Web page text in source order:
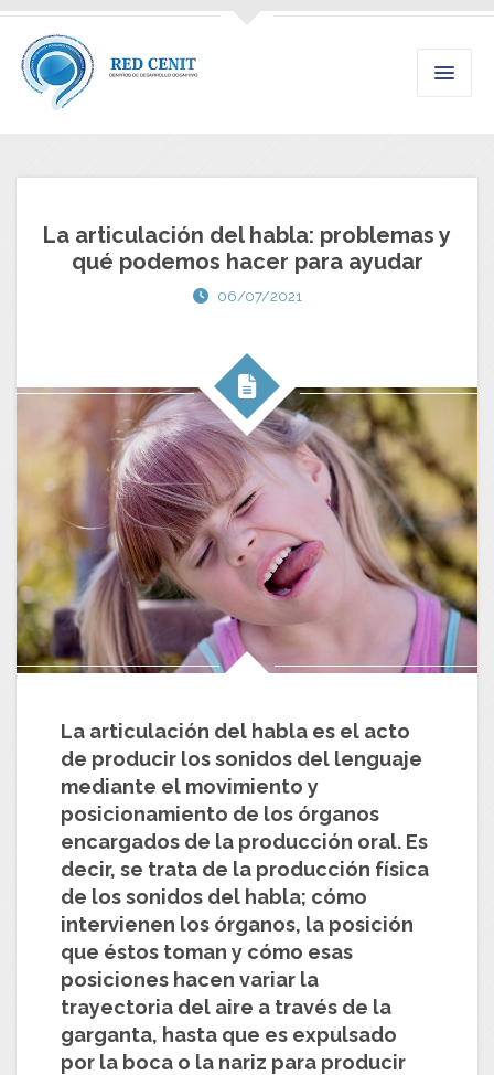
La articulación del habla: problemas y
qué podemos hacer para ayudar
06/07/2021
La articulación del habla es el acto
de producir los sonidos del lenguaje
mediante el movimiento y
posicionamiento de los órganos
encargados de la producción oral. Es
decir, se trata de la producción física
de los sonidos del habla; cómo
intervienen los órganos, la posición
que éstos toman y cómo esas
posiciones hacen variar la
trayectoria del aire a través de la
garganta, hasta que es expulsado
por la boca o la nariz para producir